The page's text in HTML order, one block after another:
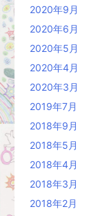
2020年9月
2020年6月
2020年5月
2020年4月
2020年3月
2019年7月
2018年9月
2018年5月
2018年4月
2018年3月
2018年2月